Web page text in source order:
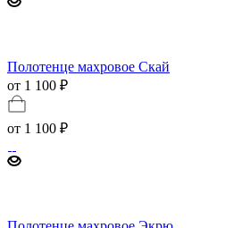
Полотенце махровое Скай
от 1 100 ₽
от 1 100 ₽